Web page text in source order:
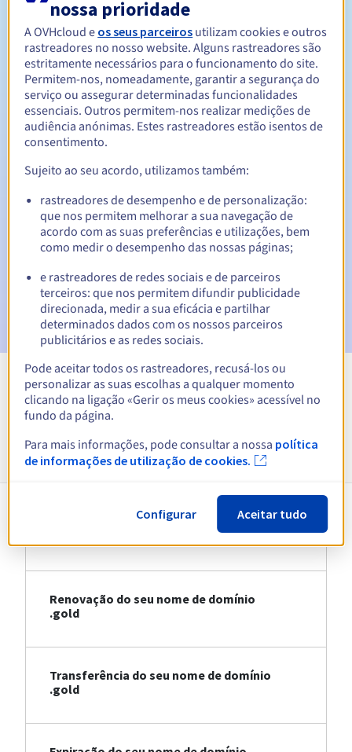
Período de renovação Entre 1 e 10 anos
Período de redenção 30 dias
Notificações automáticas:
E-mails de aviso: 60, 30, 15, 7 e 3 dias antes da data de
expiração
E-mail no dia da expiraçãopara notificar a suspensão do
E-mail após o Redemption Grace Period para notificar a
eliminação do nome de domínio
Ver todas as extensões
Informações sobre .gold
Registo do seu nome de domínio .gold
Renovação do seu nome de domínio
.gold
Transferência do seu nome de domínio
.gold
nossa prioridade
A OVHcloud e os seus parceiros utilizam cookies e outros
rastreadores no nosso website. Alguns rastreadores são
estritamente necessários para o funcionamento do site.
Permitem-nos, nomeadamente, garantir a segurança do
serviço ou assegurar determinadas funcionalidades
essenciais. Outros permitem-nos realizar medições de
audiência anónimas. Estes rastreadores estão isentos de
consentimento.
Sujeito ao seu acordo, utilizamos também:
rastreadores de desempenho e de personalização:
que nos permitem melhorar a sua navegação de
acordo com as suas preferências e utilizações, bem
como medir o desempenho das nossas páginas;
e rastreadores de redes sociais e de parceiros
terceiros: que nos permitem difundir publicidade
direcionada, medir a sua eficácia e partilhar
determinados dados com os nossos parceiros
publicitários e as redes sociais.
Pode aceitar todos os rastreadores, recusá-los ou
personalizar as suas escolhas a qualquer momento
clicando na ligação «Gerir os meus cookies» acessível no
fundo da página.
Para mais informações, pode consultar a nossa política
de informações de utilização de cookies.
Configurar Aceitar tudo